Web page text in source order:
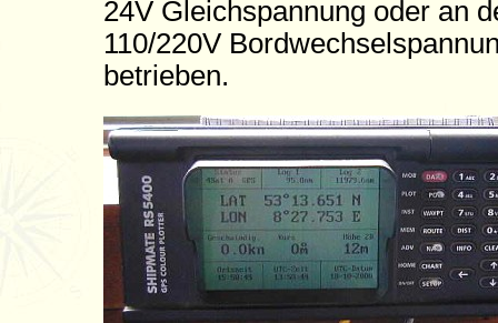
24V Gleichspannung oder an
110/220V
betrieben.